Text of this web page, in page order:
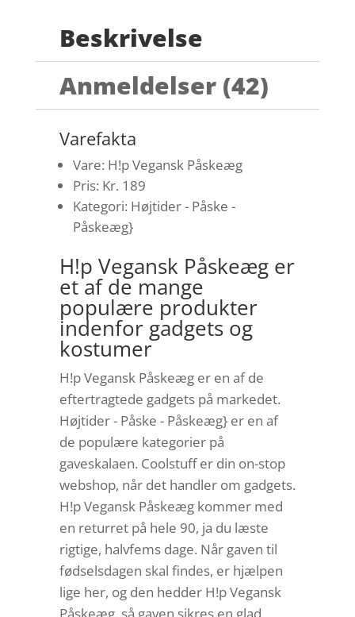
Beskrivelse
Anmeldelser (42)
Varefakta
Vare: H!p Vegansk Påskeæg
Pris: Kr. 189
Kategori: Højtider - Påske -
Påskeæg}
H!p Vegansk Påskeæg er
et af de mange
populære produkter
indenfor gadgets og
kostumer
H!p Vegansk Påskeæg er en af de
eftertragtede gadgets på markedet.
Højtider - Påske - Påskeæg} er en af
de populære kategorier på
gaveskalaen. Coolstuff er din on-stop
webshop, når det handler om gadgets.
H!p Vegansk Påskeæg kommer med
en returret på hele 90, ja du læste
rigtige, halvfems dage. Når gaven til
fødselsdagen skal findes, er hjælpen
lige her, og den hedder H!p Vegansk